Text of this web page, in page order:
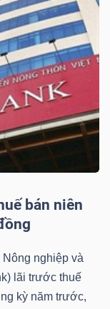
bán niên
nghiệp và
lãi trước thuế
kỳ năm trước,